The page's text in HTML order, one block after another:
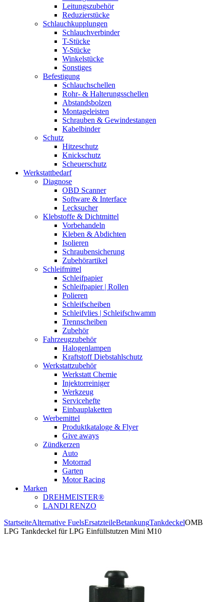
Leitungszubehör
Reduzierstücke
Schlauchkupplungen
Schlauchverbinder
T-Stücke
Y-Stücke
Winkelstücke
Sonstiges
Befestigung
Schlauchschellen
Rohr- & Halterungsschellen
Abstandsbolzen
Montageleisten
Schrauben & Gewindestangen
Kabelbinder
Schutz
Hitzeschutz
Knickschutz
Scheuerschutz
Werkstattbedarf
Diagnose
OBD Scanner
Software & Interface
Lecksucher
Klebstoffe & Dichtmittel
Vorbehandeln
Kleben & Abdichten
Isolieren
Schraubensicherung
Zubehörartikel
Schleifmittel
Schleifpapier
Schleifpapier | Rollen
Polieren
Schleifscheiben
Schleifvlies | Schleifschwamm
Trennscheiben
Zubehör
Fahrzeugzubehör
Halogenlampen
Kraftstoff Diebstahlschutz
Werkstattzubehör
Werkstatt Chemie
Injektorreiniger
Werkzeug
Servicehefte
Einbauplaketten
Werbemittel
Produktkataloge & Flyer
Give aways
Zündkerzen
Auto
Motorrad
Garten
Motor Racing
Marken
DREHMEISTER®
LANDI RENZO
StartseiteAlternative FuelsErsatzteileBetankungTankdeckelOMB
LPG Tankdeckel für LPG Einfüllstutzen Mini M10